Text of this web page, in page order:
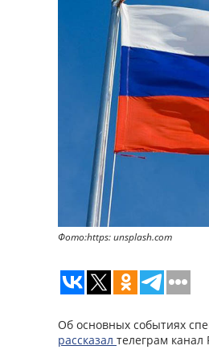
Фото:https: unsplash.com
Об основных событиях
рассказал телеграм